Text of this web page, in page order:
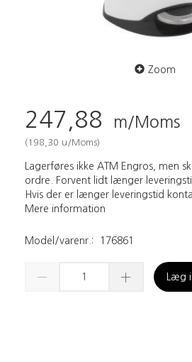
Zoom
247,88 m/Moms
(198,30 u/Moms)
Lagerføres ikke ATM Engros, men
ordre. Forvent lidt længer
Hvis der er længer leveringstid
Mere information
Model/varenr.: 176861
Læg